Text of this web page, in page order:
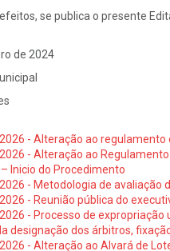
efeitos, se publica o presente
de 2024
- Alteração ao
- Alteração ao
Inicio do Procedimento
- Metodologia de avaliação
- Reunião pública do
- Processo de
designação dos árbitros,
- Alteração ao Alvará de